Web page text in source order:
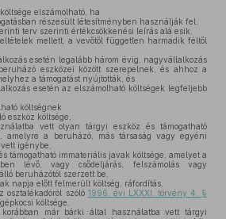
elszámolható, ha
részesült létesítményben használják fel,
terv szerinti értékcsökkenési leírás alá esik,
mellett, a vevőtől független harmadik féltől
esetén legalább három évig, nagyvállalkozás
eszközei között szerepelnek, és ahhoz a
a támogatást nyújtották, és
esetén az elszámolható költségek legfeljebb
költségnek
eszköz költsége,
vett olyan tárgyi eszköz és támogatható
amelyre a beruházó, más társaság vagy egyéni
igénybe,
támogatható immateriális javak költsége, amelyet a
lévő, vagy csődeljárás, felszámolás vagy
beruházótól szerzett be,
napja előtt felmerült költség, ráfordítás,
osztalékadóról szóló 1996. évi LXXXI. törvény 4. §
költsége,
már bárki által használatba vett tárgyi